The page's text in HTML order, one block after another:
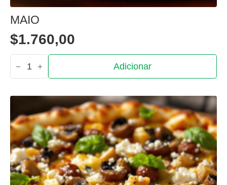
MAIO
$1.760,00
Quantidade
de
Maio
Adicionar